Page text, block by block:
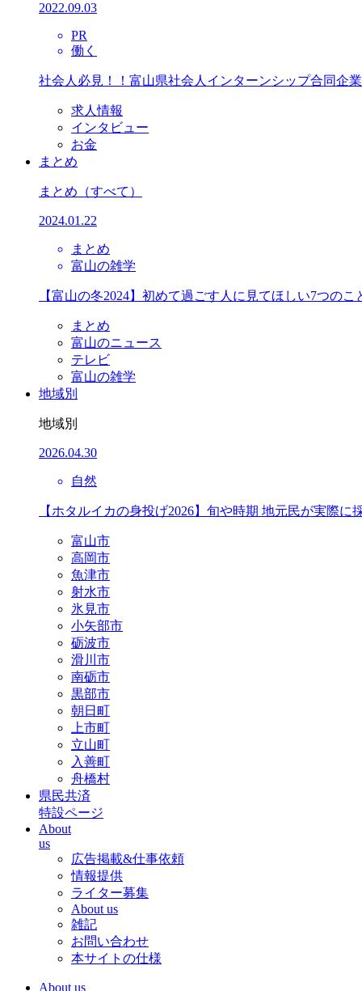
2022.09.03
PR
働く
社会人必見！！富山県社会人インターンシップ合同企
求人情報
インタビュー
お金
まとめ
まとめ （すべて）
2024.01.22
まとめ
富山の雑学
【富山の冬2024】初めて過ごす人に見てほしい7つのこ
まとめ
富山のニュース
テレビ
富山の雑学
地域別
地域別
2026.04.30
自然
【ホタルイカの身投げ2026】旬や時期 地元民が実際に
富山市
高岡市
魚津市
射水市
氷見市
小矢部市
砺波市
滑川市
南砺市
黒部市
朝日町
上市町
立山町
入善町
舟橋村
県民共済
特設ページ
About
us
広告掲載&仕事依頼
情報提供
ライター募集
About us
雑記
お問い合わせ
本サイトの仕様
About us